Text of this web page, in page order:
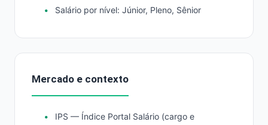
Salário por nível: Júnior, Pleno, Sênior
Mercado e contexto
IPS — Índice Portal Salário (cargo e